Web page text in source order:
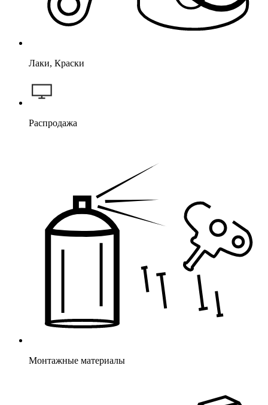
Лаки, Краски
Распродажа
Монтажные материалы